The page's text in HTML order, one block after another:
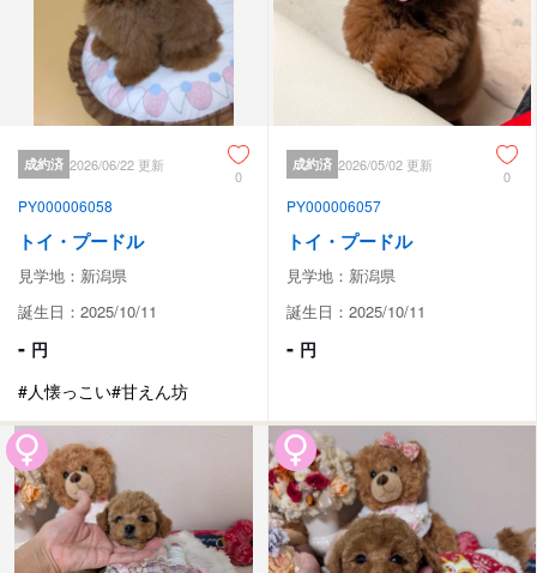
成約済 2026/06/22 更新
0
PY000006058
トイ・プードル
見学地：新潟県
誕生日：2025/10/11
- 円
#人懐っこい#甘えん坊
成約済 2026/05/02 更新
0
PY000006057
トイ・プードル
見学地：新潟県
誕生日：2025/10/11
- 円